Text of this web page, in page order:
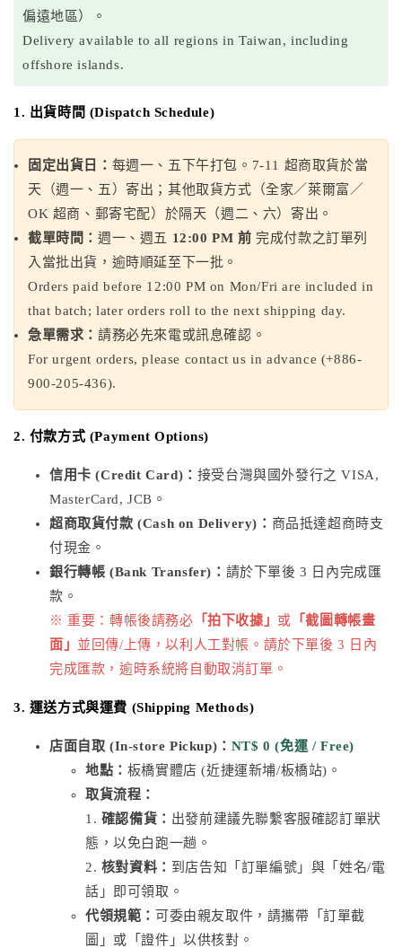
偏遠地區）。
Delivery available to all regions in Taiwan, including
offshore islands.
1. 出貨時間 (Dispatch Schedule)
固定出貨日： 每週一、五下午打包。7-11 超商取貨於當
天（週一、五）寄出；其他取貨方式（全家／萊爾富／
OK 超商、郵寄宅配）於隔天（週二、六）寄出。
截單時間： 週一、週五 12:00 PM 前 完成付款之訂單列
入當批出貨，逾時順延至下一批。
Orders paid before 12:00 PM on Mon/Fri are included in
that batch; later orders roll to the next shipping day.
急單需求： 請務必先來電或訊息確認。
For urgent orders, please contact us in advance (+886-
900-205-436).
2. 付款方式 (Payment Options)
信用卡 (Credit Card)： 接受台灣與國外發行之 VISA,
MasterCard, JCB。
超商取貨付款 (Cash on Delivery)： 商品抵達超商時支
付現金。
銀行轉帳 (Bank Transfer)： 請於下單後 3 日內完成匯
款。
※ 重要：轉帳後請務必 「拍下收據」 或 「截圖轉帳畫
面」 並回傳/上傳，以利人工對帳。請於下單後 3 日內
完成匯款，逾時系統將自動取消訂單。
3. 運送方式與運費 (Shipping Methods)
店面自取 (In-store Pickup)： NT$ 0 (免運 / Free)
地點： 板橋實體店 (近捷運新埔/板橋站)。
取貨流程：
1. 確認備貨： 出發前建議先聯繫客服確認訂單狀
態，以免白跑一趟。
2. 核對資料： 到店告知「訂單編號」與「姓名/電
話」即可領取。
代領規範： 可委由親友取件，請攜帶「訂單截
圖」或「證件」以供核對。